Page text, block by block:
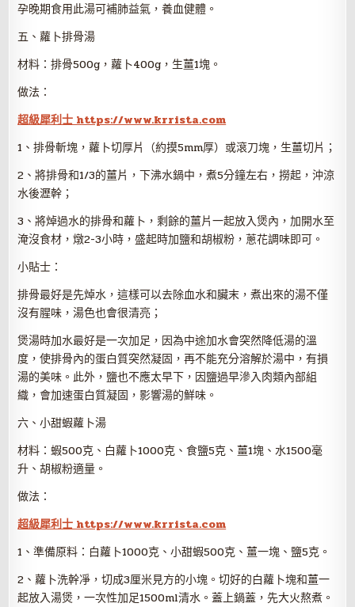
孕晚期食用此湯可補肺益氣，養血健體。
五、蘿卜排骨湯
材料：排骨500g，蘿卜400g，生薑1塊。
做法：
超級犀利士 https://www.krrista.com
1、排骨斬塊，蘿卜切厚片（約摸5mm厚）或滾刀塊，生薑切片；
2、將排骨和1/3的薑片，下沸水鍋中，煮5分鐘左右，撈起，沖涼
水後瀝幹；
3、將焯過水的排骨和蘿卜，剩餘的薑片一起放入煲內，加開水至
淹沒食材，燉2-3小時，盛起時加鹽和胡椒粉，蔥花調味即可。
小貼士：
排骨最好是先焯水，這樣可以去除血水和臟末，煮出來的湯不僅
沒有腥味，湯色也會很清亮；
煲湯時加水最好是一次加足，因為中途加水會突然降低湯的溫
度，使排骨內的蛋白質突然凝固，再不能充分溶解於湯中，有損
湯的美味。此外，鹽也不應太早下，因鹽過早滲入肉類內部組
織，會加速蛋白質凝固，影響湯的鮮味。
六、小甜蝦蘿卜湯
材料：蝦500克、白蘿卜1000克、食鹽5克、薑1塊、水1500毫
升、胡椒粉適量。
做法：
超級犀利士 https://www.krrista.com
1、準備原料：白蘿卜1000克、小甜蝦500克、薑一塊、鹽5克。
2、蘿卜洗幹凈，切成3厘米見方的小塊。切好的白蘿卜塊和薑一
起放入湯煲，一次性加足1500ml清水。蓋上鍋蓋，先大火熬煮。